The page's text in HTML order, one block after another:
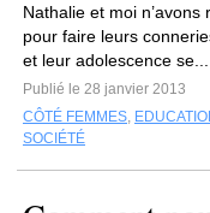
Nathalie et moi
pour faire leurs
et leur adolescence se...
Publié le 28 janvier 2013
CÔTÉ FEMMES,
SOCIÉTÉ